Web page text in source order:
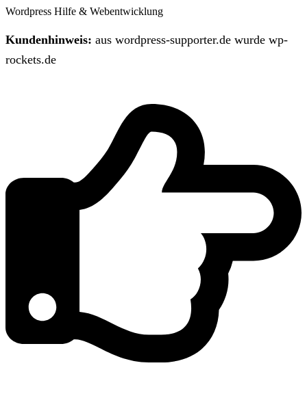
Wordpress Hilfe & Webentwicklung
Kundenhinweis: aus wordpress-supporter.de wurde wp-
rockets.de